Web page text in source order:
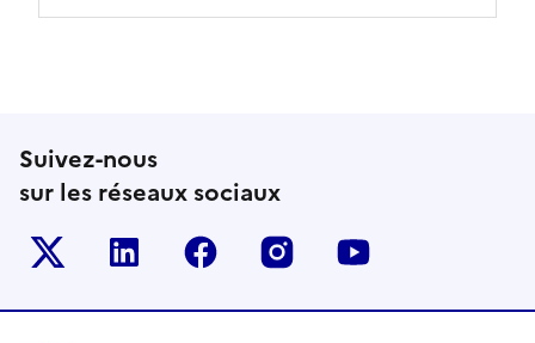
Suivez-nous
sur les réseaux sociaux
Le ministère sur Twitter
Le ministère sur LinkedIn
Le ministère sur Facebook
Le ministère sur